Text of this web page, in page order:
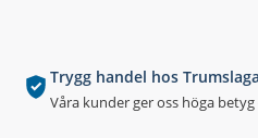
Trygg handel hos
Våra kunder ger oss höga betyg